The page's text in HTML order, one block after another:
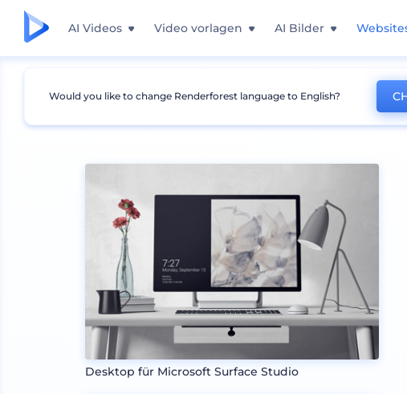
AI Videos Video vorlagen AI Bilder
Mockups Geräte Laptop Mockup
Desktop für Microsoft Surface Studio
Would you like to change Renderforest language to English?